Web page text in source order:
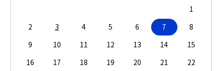
1
2
3 4 5 6 7
8
9
10 11 12 13 14
15
16
17 18 19 20 21
22